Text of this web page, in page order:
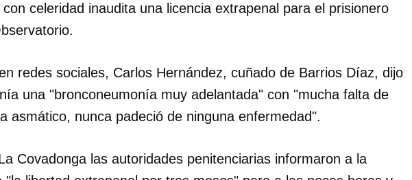
guardar como favorito, primero has de iniciar sesión con tu
14ymedio.
INICIAR SESIÓN CANCELAR
celeridad inaudita una licencia extrapenal para el prisionero
redes sociales, Carlos Hernández, cuñado de Barrios Díaz, dijo
una "bronconeumonía muy adelantada" con "mucha falta de
asmático, nunca padeció de ninguna enfermedad".
Covadonga las autoridades penitenciarias informaron a la